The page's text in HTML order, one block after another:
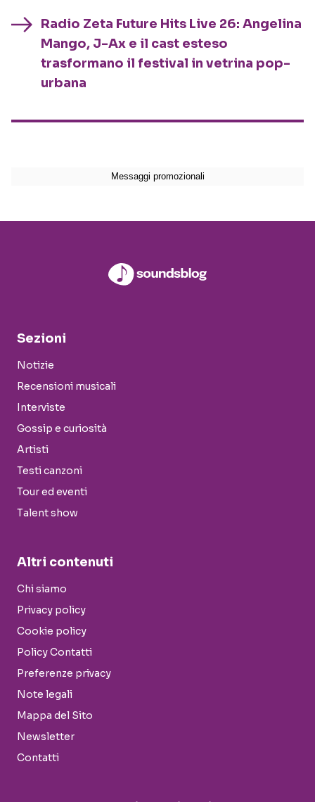
Radio Zeta Future Hits Live 26: Angelina
Mango, J-Ax e il cast esteso
trasformano il festival in vetrina pop-
urbana
Sezioni
Notizie
Recensioni musicali
Interviste
Gossip e curiosità
Artisti
Testi canzoni
Tour ed eventi
Talent show
Altri contenuti
Chi siamo
Privacy policy
Cookie policy
Policy Contatti
Preferenze privacy
Note legali
Mappa del Sito
Newsletter
Contatti